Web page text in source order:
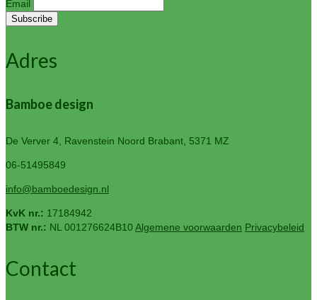
Email
Adres
Bamboe design
De Verver 4, Ravenstein Noord Brabant, 5371 MZ
06-51495849
info@bamboedesign.nl
KvK nr.: 17184942
BTW nr.: NL 001276624B10 Algemene voorwaarden Privacybeleid
Contact